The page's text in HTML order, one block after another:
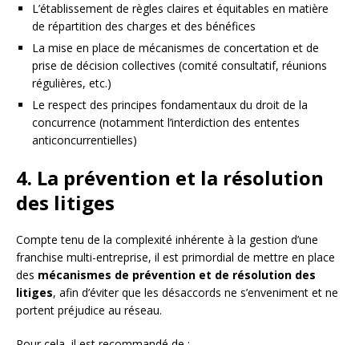
L’établissement de règles claires et équitables en matière
de répartition des charges et des bénéfices
La mise en place de mécanismes de concertation et de
prise de décision collectives (comité consultatif, réunions
régulières, etc.)
Le respect des principes fondamentaux du droit de la
concurrence (notamment l’interdiction des ententes
anticoncurrentielles)
4. La prévention et la résolution
des litiges
Compte tenu de la complexité inhérente à la gestion d’une
franchise multi-entreprise, il est primordial de mettre en place
des mécanismes de prévention et de résolution des
litiges, afin d’éviter que les désaccords ne s’enveniment et ne
portent préjudice au réseau.